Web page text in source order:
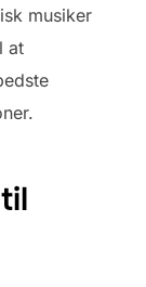
musiker
at